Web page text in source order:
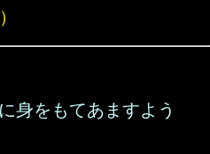
）
身をもてあますよう